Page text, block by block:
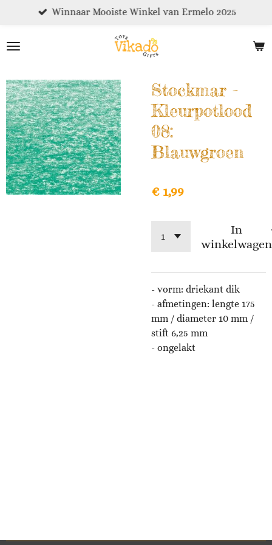
naar
Winnaar Mooiste Winkel van Ermelo 2025
Stockmar -
Kleurpotlood
08:
Blauwgroen
€ 1,99
In
winkelwagen
- vorm: driekant dik
- afmetingen: lengte 175
mm / diameter 10 mm /
stift 6,25 mm
- ongelakt